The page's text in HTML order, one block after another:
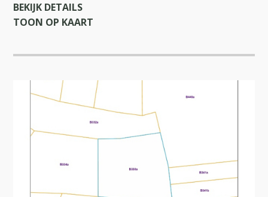
BEKIJK DETAILS
TOON OP KAART